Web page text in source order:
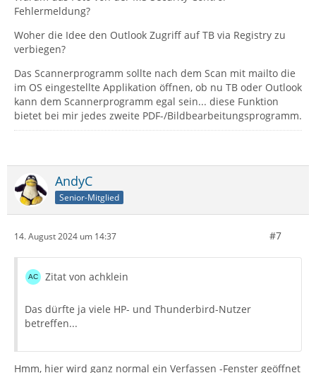
Fehlermeldung?
Woher die Idee den Outlook Zugriff auf TB via Registry zu
verbiegen?
Das Scannerprogramm sollte nach dem Scan mit mailto die
im OS eingestellte Applikation öffnen, ob nu TB oder Outlook
kann dem Scannerprogramm egal sein... diese Funktion
bietet bei mir jedes zweite PDF-/Bildbearbeitungsprogramm.
AndyC
Senior-Mitglied
14. August 2024 um 14:37 #7
Zitat von achklein
Das dürfte ja viele HP- und Thunderbird-Nutzer
betreffen...
Hmm, hier wird ganz normal ein Verfassen -Fenster geöffnet